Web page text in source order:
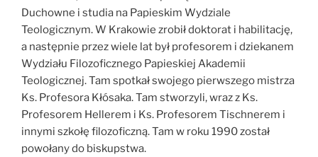
Duchowne i studia na Papieskim Wydziale
Teologicznym. W Krakowie zrobił doktorat i habilitację,
a następnie przez wiele lat był profesorem i dziekanem
Wydziału Filozoficznego Papieskiej Akademii
Teologicznej. Tam spotkał swojego pierwszego mistrza
Ks. Profesora Kłósaka. Tam stworzyli, wraz z Ks.
Profesorem Hellerem i Ks. Profesorem Tischnerem i
innymi szkołę filozoficzną. Tam w roku 1990 został
powołany do biskupstwa.